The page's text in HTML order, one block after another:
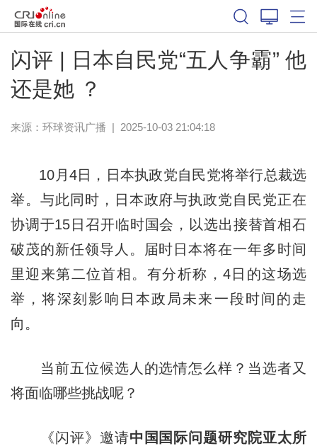
闪评 | 日本自民党“五人争霸” 他
还是她 ？
来源： 环球资讯广播 | 2025-10-03 21:04:18
10月4日，日本执政党自民党将举行总裁选
举。与此同时，日本政府与执政党自民党正在
协调于15日召开临时国会，以选出接替首相石
破茂的新任领导人。届时日本将在一年多时间
里迎来第二位首相。有分析称，4日的这场选
举，将深刻影响日本政局未来一段时间的走
向。
当前五位候选人的选情怎么样？当选者又
将面临哪些挑战呢？
《闪评》邀请中国国际问题研究院亚太所